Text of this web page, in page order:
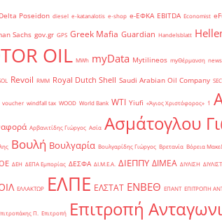
Delta Poseidon diesel e-katanalotis e-shop e-ΕΦΚΑ EBITDA Economist
Sachs gov.gr GPS Greek Mafia Guardian Handelsblatt
OIL MWh myData Mytilineos myΘέρμανση
Revoil RMM Royal Dutch Shell Saudi Arabian Oil Company
voucher windfall tax WOOD World Bank WTI Yiufi «Άγιος Χριστόφορος» ΄1
Αρβανιτίδης Γιώργος Ασία Ασμάτογλου
Βουλή Βουλγαρία Βουλγαρίδης Γιώργος Βρετανία Βόρεια
ΔΕΗ ΔΕΠΑ Εμπορίας ΔΕΣΦΑ ΔΙ.Μ.Ε.Α. ΔΙΕΠΠΥ ΔΙΜΕΑ ΔΙΥΛΙΣΗ
ΕΛΛΑΚΤΩΡ ΕΛΠΕ ΕΛΣΤΑΤ ΕΝΒΕΘ ΕΠΑΝΤ ΕΠΙΤΡΟΠΗ
Π. Επιτροπή Επιτροπή